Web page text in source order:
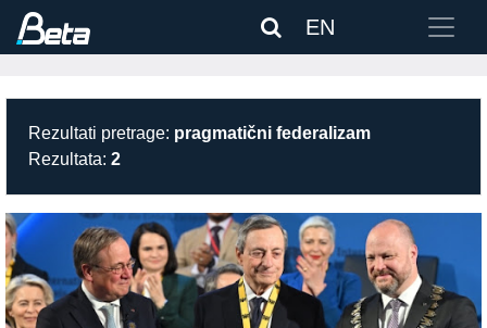
EN
Rezultati pretrage: pragmatični federalizam
Rezultata: 2